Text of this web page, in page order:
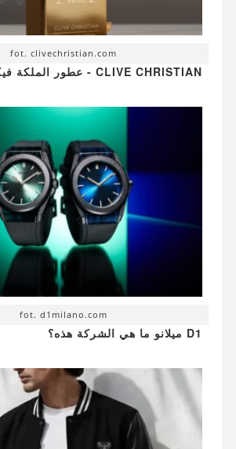
fot. clivechristian.com
CLIVE CHRISTIAN - عطور الملكة فيكتوريا
fot. d1milano.com
D1 ميلانو ما هي الشركة هذه؟